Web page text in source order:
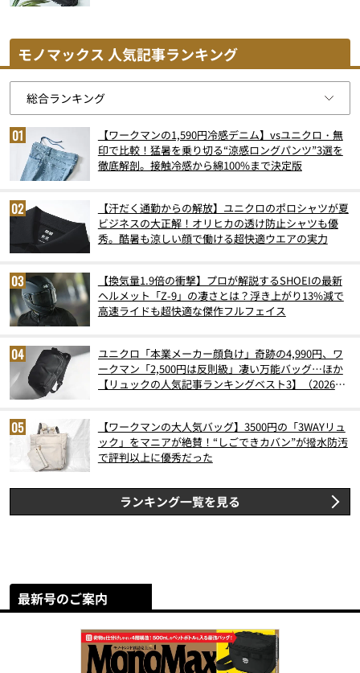
モノマックス 人気記事ランキング
【ワークマンの1,590円冷感デニム】vsユニクロ・無
印で比較！猛暑を乗り切る“涼感ロングパンツ”3選を
徹底解剖。接触冷感から綿100%まで決定版
【汗だく通勤からの解放】ユニクロのポロシャツが夏
ビジネスの大正解！オリヒカの透け防止シャツも優
秀。酷暑も涼しい顔で働ける超快適ウエアの実力
【換気量1.9倍の衝撃】プロが解説するSHOEIの最新
ヘルメット「Z-9」の凄さとは？浮き上がり13%減で
高速ライドも超快適な傑作フルフェイス
ユニクロ「本業メーカー顔負け」奇跡の4,990円、ワ
ークマン「2,500円は反則級」凄い万能バッグ…ほか
【リュックの人気記事ランキングベスト3】（2026年
【ワークマンの大人気バッグ】3500円の「3WAYリュ
ック」をマニアが絶賛！“しごできカバン”が撥水防汚
で評判以上に優秀だった
ランキング一覧を見る
最新号のご案内